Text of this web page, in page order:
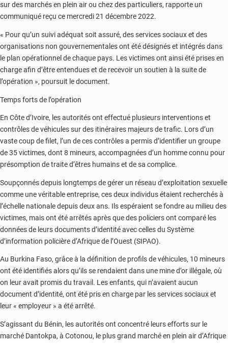
sur des marchés en plein air ou chez des particuliers, rapporte un
communiqué reçu ce mercredi 21 décembre 2022.
« Pour qu’un suivi adéquat soit assuré, des services sociaux et des
organisations non gouvernementales ont été désignés et intégrés dans
le plan opérationnel de chaque pays. Les victimes ont ainsi été prises en
charge afin d’être entendues et de recevoir un soutien à la suite de
l’opération », poursuit le document.
Temps forts de l’opération
En Côte d’Ivoire, les autorités ont effectué plusieurs interventions et
contrôles de véhicules sur des itinéraires majeurs de trafic. Lors d’un
vaste coup de filet, l’un de ces contrôles a permis d’identifier un groupe
de 35 victimes, dont 8 mineurs, accompagnées d’un homme connu pour
présomption de traite d’êtres humains et de sa complice.
Soupçonnés depuis longtemps de gérer un réseau d’exploitation sexuelle
comme une véritable entreprise, ces deux individus étaient recherchés à
l’échelle nationale depuis deux ans. Ils espéraient se fondre au milieu des
victimes, mais ont été arrêtés après que des policiers ont comparé les
données de leurs documents d’identité avec celles du Système
d’information policière d’Afrique de l’Ouest (SIPAO).
Au Burkina Faso, grâce à la définition de profils de véhicules, 10 mineurs
ont été identifiés alors qu’ils se rendaient dans une mine d’or illégale, où
on leur avait promis du travail. Les enfants, qui n’avaient aucun
document d’identité, ont été pris en charge par les services sociaux et
leur « employeur » a été arrêté.
S’agissant du Bénin, les autorités ont concentré leurs efforts sur le
marché Dantokpa, à Cotonou, le plus grand marché en plein air d’Afrique